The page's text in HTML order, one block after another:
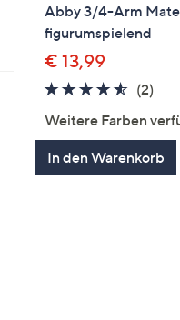
Abby 3/4-Arm
figurumspielend
€ 13,99
4.5
(2)2
Weitere Farben
In den Warenkorb